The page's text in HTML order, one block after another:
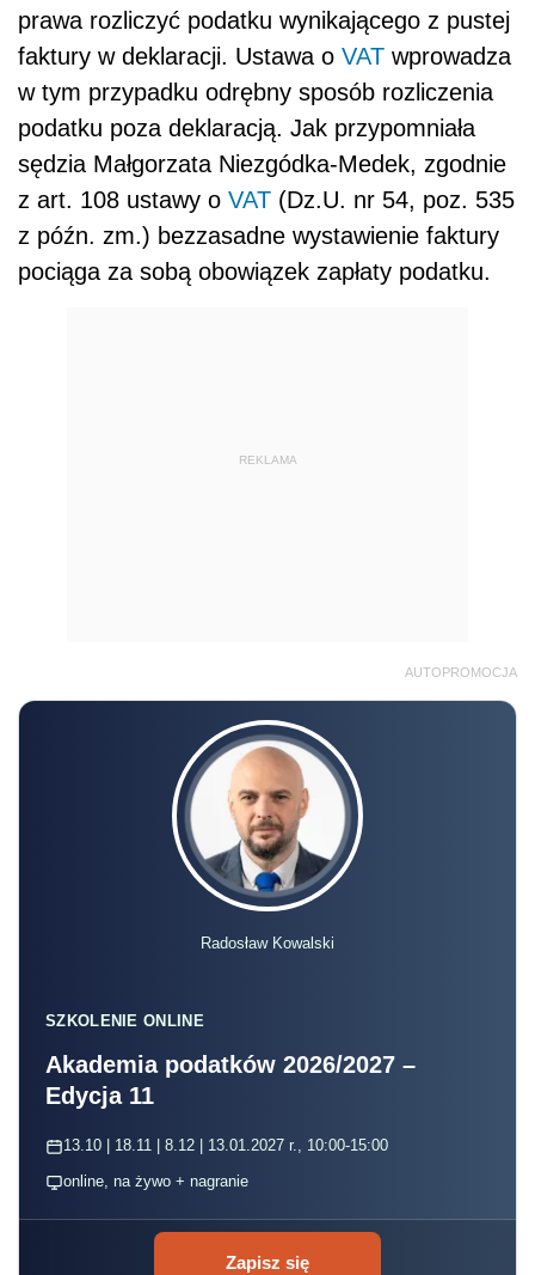
prawa rozliczyć podatku wynikającego z pustej
faktury w deklaracji. Ustawa o VAT wprowadza
w tym przypadku odrębny sposób rozliczenia
podatku poza deklaracją. Jak przypomniała
sędzia Małgorzata Niezgódka-Medek, zgodnie
z art. 108 ustawy o VAT (Dz.U. nr 54, poz. 535
z późn. zm.) bezzasadne wystawienie faktury
pociąga za sobą obowiązek zapłaty podatku.
REKLAMA
AUTOPROMOCJA
Radosław Kowalski
SZKOLENIE ONLINE
Akademia podatków 2026/2027 –
Edycja 11
13.10 | 18.11 | 8.12 | 13.01.2027 r., 10:00-15:00
online, na żywo + nagranie
Zapisz się